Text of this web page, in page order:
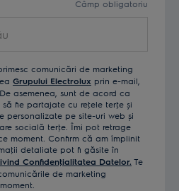
Câmp obligatoriu
comunicări de marketing
Grupului Electrolux prin e-mail,
asemenea, sunt de acord ca
fie partajate cu reţele terţe și
personalizate pe site-uri web și
socială terţe. Îmi pot retrage
moment. Confirm că am împlinit
detaliate pot fi găsite în
Confidenţialitatea Datelor. Te
de marketing